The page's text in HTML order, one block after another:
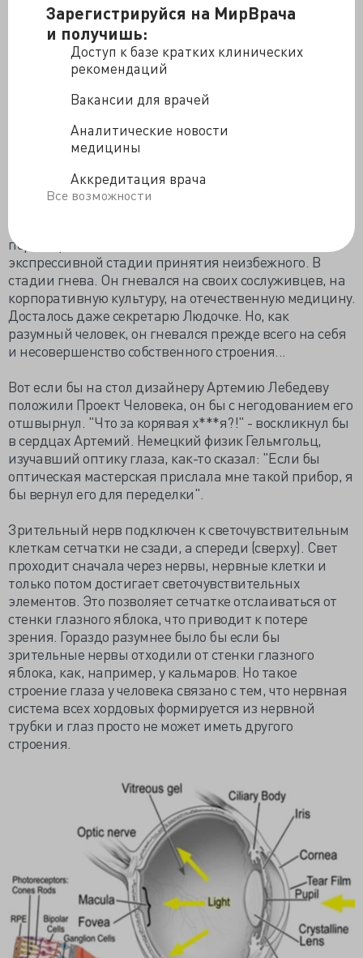
Зарегистрируйся на МирВрача
и получишь:
Доступ к базе кратких клинических
рекомендаций
Вакансии для врачей
Аналитические новости
медицины
Аккредитация врача
Все возможности
Приятелю грозила серьезная операция и длительный
период реабилитации. Я застал его в самой
экспрессивной стадии принятия неизбежного. В
стадии гнева. Он гневался на своих сослуживцев, на
корпоративную культуру, на отечественную медицину.
Досталось даже секретарю Людочке. Но, как
разумный человек, он гневался прежде всего на себя
и несовершенство собственного строения...
Вот если бы на стол дизайнеру Артемию Лебедеву
положили Проект Человека, он бы с негодованием его
отшвырнул. "Что за корявая х***я?!" - воскликнул бы
в сердцах Артемий. Немецкий физик Гельмгольц,
изучавший оптику глаза, как-то сказал: "Если бы
оптическая мастерская прислала мне такой прибор, я
бы вернул его для переделки".
Зрительный нерв подключен к светочувствительным
клеткам сетчатки не сзади, а спереди (сверху). Свет
проходит сначала через нервы, нервные клетки и
только потом достигает светочувствительных
элементов. Это позволяет сетчатке отслаиваться от
стенки глазного яблока, что приводит к потере
зрения. Гораздо разумнее было бы если бы
зрительные нервы отходили от стенки глазного
яблока, как, например, у кальмаров. Но такое
строение глаза у человека связано с тем, что нервная
система всех хордовых формируется из нервной
трубки и глаз просто не может иметь другого
строения.